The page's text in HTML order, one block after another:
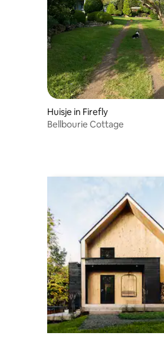
Huisje in Firefly
Bellbourie Cottage